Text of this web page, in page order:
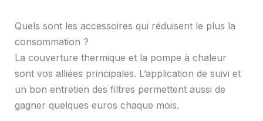
Quels sont les accessoires qui réduisent le plus la
consommation ?
La couverture thermique et la pompe à chaleur
sont vos alliées principales. L’application de suivi et
un bon entretien des filtres permettent aussi de
gagner quelques euros chaque mois.